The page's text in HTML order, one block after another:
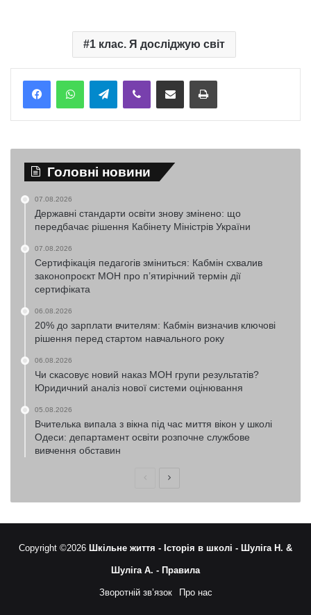
1 клас. Я досліджую світ
TelegramViber Надіслати електронною поштоюНадрукувати
Головні новини
07.08.2026
Державні стандарти освіти знову змінено: що
передбачає рішення Кабінету Міністрів України
07.08.2026
Сертифікація педагогів зміниться: Кабмін схвалив
законопроєкт МОН про п’ятирічний термін дії
сертифіката
06.08.2026
20% до зарплати вчителям: Кабмін визначив ключові
рішення перед стартом навчального року
06.08.2026
Чи скасовує новий наказ МОН групи результатів?
Юридичний аналіз нової системи оцінювання
05.08.2026
Вчителька випала з вікна під час миття вікон у школі
Одеси: департамент освіти розпочне службове
вивчення обставин
ПопередняНаступна
Copyright ©2026 Шкільне життя - Історія в школі - Шуліга Н. &
Шуліга А. - Правила
Зворотній зв’язок Про нас